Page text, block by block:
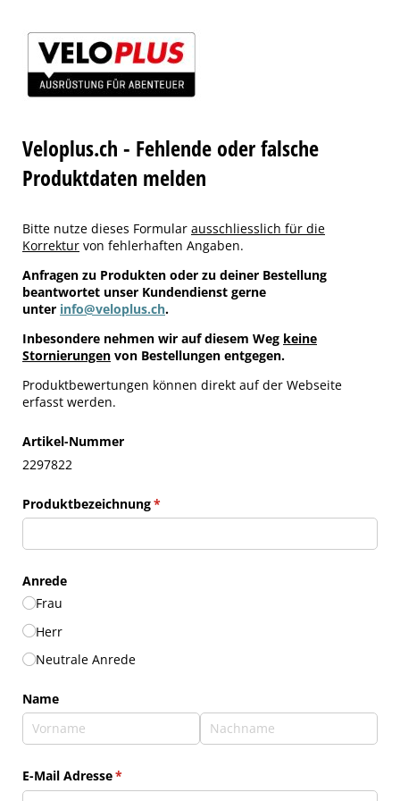
Veloplus.ch - Fehlende oder falsche
Produktdaten melden
Bitte nutze dieses Formular ausschliesslich für die
Korrektur von fehlerhaften Angaben.
Anfragen zu Produkten oder zu deiner Bestellung
beantwortet unser Kundendienst gerne
unter info@veloplus.ch.
Inbesondere nehmen wir auf diesem Weg keine
Stornierungen von Bestellungen entgegen.
Produktbewertungen können direkt auf der Webseite
erfasst werden.
Artikel-Nummer
2297822
Produktbezeichnung*
(erforderlich)
Anrede
Frau
Herr
Neutrale Anrede
Name
E-Mail Adresse*
(erforderlich)